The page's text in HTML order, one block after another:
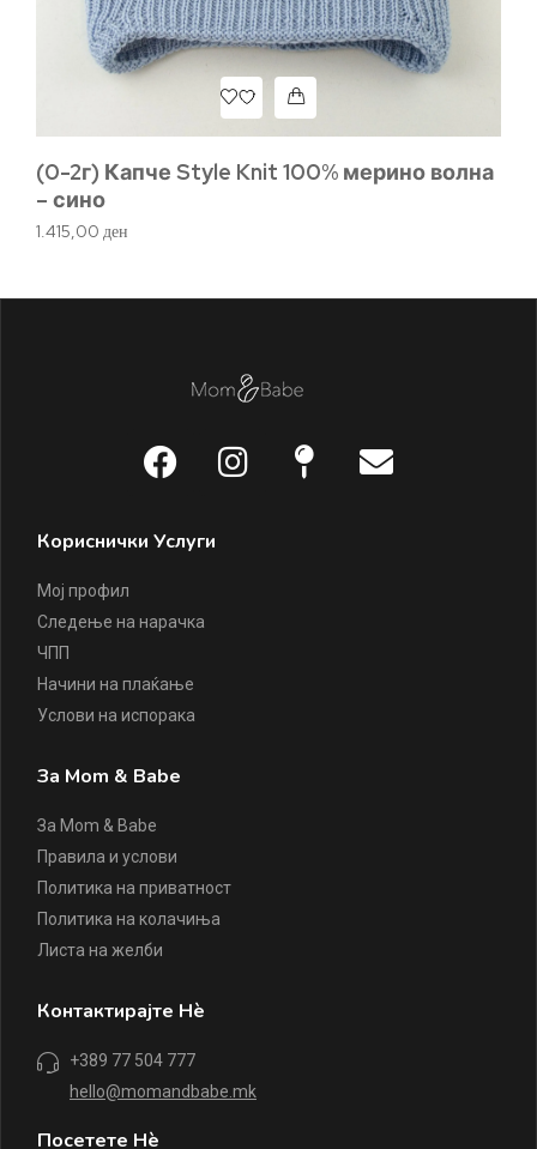
(0-2г) Капче Style Knit 100% мерино волна
– сино
1.415,00 ден
Кориснички Услуги
Мој профил
Следење на нарачка
ЧПП
Начини на плаќање
Услови на испорака
За Mom & Babe
За Mom & Babe
Правила и услови
Политика на приватност
Политика на колачиња
Листа на желби
Контактирајте Нè
+389 77 504 777
hello@momandbabe.mk
Посетете Нè